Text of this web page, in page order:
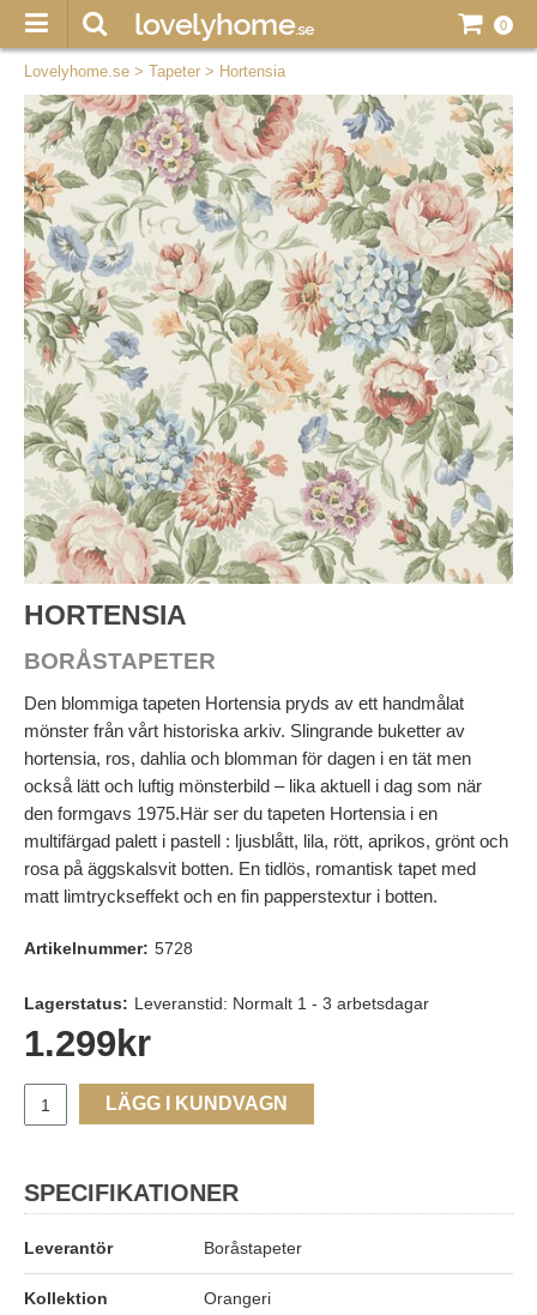
0
Lovelyhome.se > Tapeter > Hortensia
HORTENSIA
BORÅSTAPETER
Den blommiga tapeten Hortensia pryds av ett handmålat
mönster från vårt historiska arkiv. Slingrande buketter av
hortensia, ros, dahlia och blomman för dagen i en tät men
också lätt och luftig mönsterbild – lika aktuell i dag som när
den formgavs 1975.Här ser du tapeten Hortensia i en
multifärgad palett i pastell : ljusblått, lila, rött, aprikos, grönt och
rosa på äggskalsvit botten. En tidlös, romantisk tapet med
matt limtryckseffekt och en fin papperstextur i botten.
Artikelnummer: 5728
Lagerstatus: Leveranstid: Normalt 1 - 3 arbetsdagar
1.299 kr
LÄGG I KUNDVAGN
SPECIFIKATIONER
Leverantör Boråstapeter
Kollektion Orangeri